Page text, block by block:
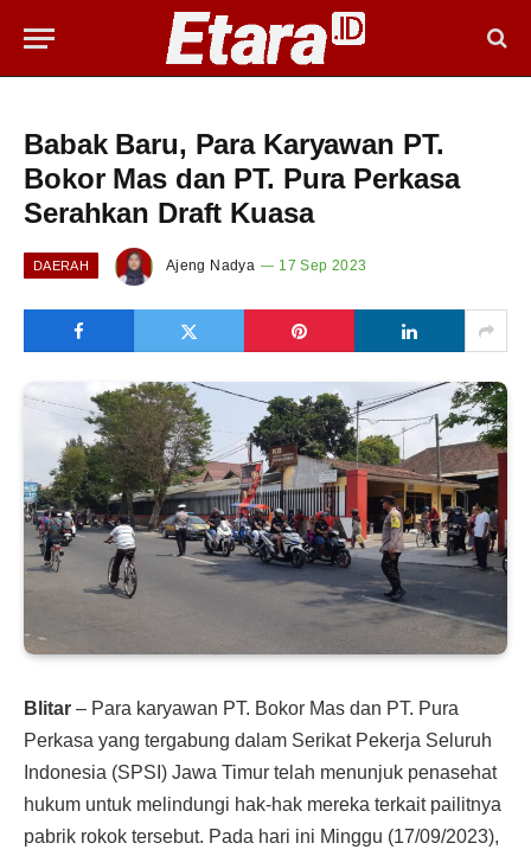
Babak Baru, Para Karyawan PT.
Bokor Mas dan PT. Pura Perkasa
Serahkan Draft Kuasa
DAERAH Ajeng Nadya 17 Sep 2023
Blitar – Para karyawan PT. Bokor Mas dan PT. Pura
Perkasa yang tergabung dalam Serikat Pekerja Seluruh
Indonesia (SPSI) Jawa Timur telah menunjuk penasehat
hukum untuk melindungi hak-hak mereka terkait pailitnya
pabrik rokok tersebut. Pada hari ini Minggu (17/09/2023),